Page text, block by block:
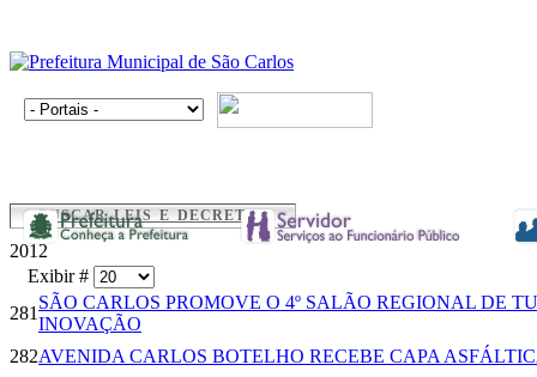
BUSCAR LEIS E DECRETOS
2012
Exibir #
281
SÃO CARLOS PROMOVE O 4º SALÃO REGIONAL DE
INOVAÇÃO
282AVENIDA CARLOS BOTELHO RECEBE CAPA